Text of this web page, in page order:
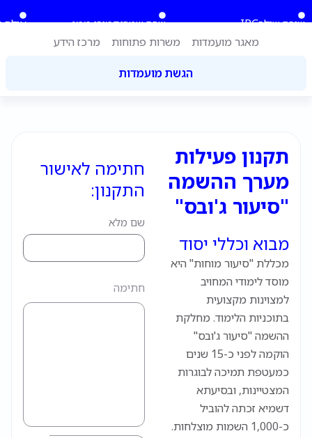
לתוכן
שירה שילרIPC שרה שטריתמירי ממן
אילה
מאגר מועמדות
משרות פתוחות מרכז הידע
הגשת מועמדות
תקנון פעילות
מערך ההשמה
"סיעור ג'ובס"
מבוא וכללי יסוד
מכללת "סיעור מוחות" היא
מוסד לימודי המחויב
למצוינות מקצועית
בתוכניות הלימוד. מחלקת
ההשמה "סיעור ג'ובס"
הוקמה לפני כ-15 שנים
כמעטפת תמיכה לבוגרות
המצטיינות, ובסיעתא
דשמיא זכתה להוביל
כ-1,000 השמות מוצלחות.
חתימה לאישור
התקנון:
שם מלא
חתימה